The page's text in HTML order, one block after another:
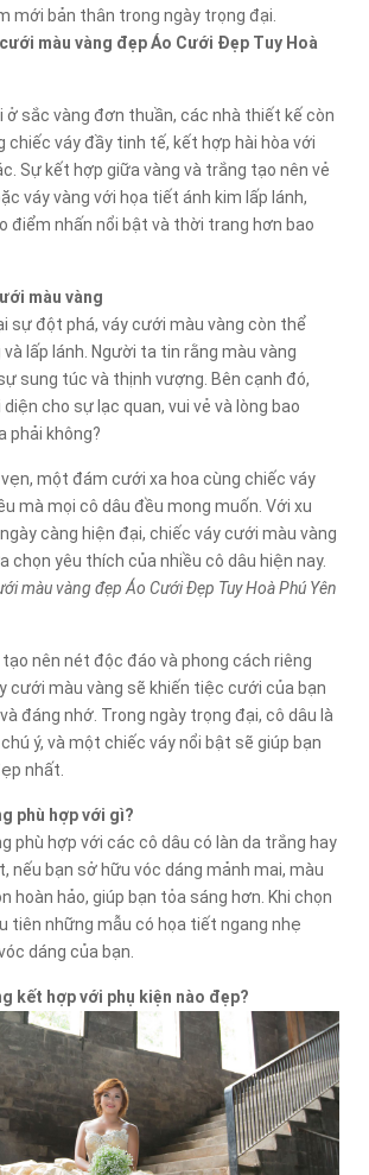
mới bản thân trong ngày trọng đại.
màu vàng đẹp Áo Cưới Đẹp Tuy Hoà
ở sắc vàng đơn thuần, các nhà thiết kế còn
chiếc váy đầy tinh tế, kết hợp hài hòa với
Sự kết hợp giữa vàng và trắng tạo nên vẻ
váy vàng với họa tiết ánh kim lấp lánh,
điểm nhấn nổi bật và thời trang hơn bao
màu vàng
sự đột phá, váy cưới màu vàng còn thể
lấp lánh. Người ta tin rằng màu vàng
sung túc và thịnh vượng. Bên cạnh đó,
cho sự lạc quan, vui vẻ và lòng bao
phải không?
một đám cưới xa hoa cùng chiếc váy
mà mọi cô dâu đều mong muốn. Với xu
càng hiện đại, chiếc váy cưới màu vàng
chọn yêu thích của nhiều cô dâu hiện nay.
màu vàng đẹp Áo Cưới Đẹp Tuy Hoà Phú Yên
nên nét độc đáo và phong cách riêng
cưới màu vàng sẽ khiến tiệc cưới của bạn
đáng nhớ. Trong ngày trọng đại, cô dâu là
ý, và một chiếc váy nổi bật sẽ giúp bạn
nhất.
phù hợp với gì?
phù hợp với các cô dâu có làn da trắng hay
nếu bạn sở hữu vóc dáng mảnh mai, màu
hoàn hảo, giúp bạn tỏa sáng hơn. Khi chọn
tiên những mẫu có họa tiết ngang nhẹ
dáng của bạn.
kết hợp với phụ kiện nào đẹp?